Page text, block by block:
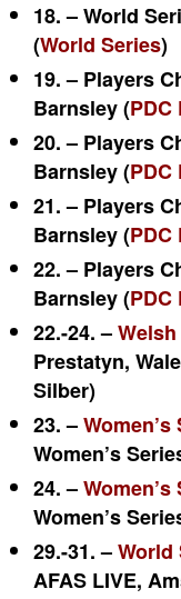
18. – World
(World Series)
19. – Players
Barnsley (PDC
20. – Players
Barnsley (PDC
21. – Players
Barnsley (PDC
22. – Players
Barnsley (PDC
22.-24. –
Prestatyn,
Silber)
23. –Women’s
Women’s
24. –Women’s
Women’s
29.-31. –World
AFAS LIVE,